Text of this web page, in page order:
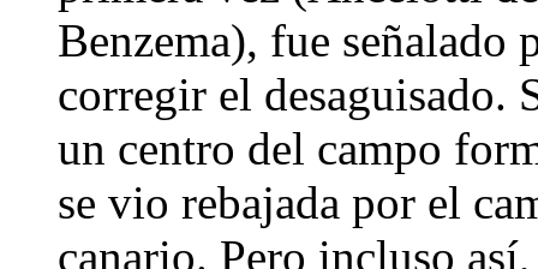
Benzema), fue señalado
corregir el desaguisado.
un centro del campo
se vio rebajada por el
canario. Pero incluso